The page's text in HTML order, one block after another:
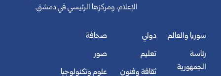
الإعلام، ومركزها الرئيسي في دمشق.
سوريا والعالم
رئاسة
الجمهورية
دولي
تعليم
ثقافة وفنون
صحافة
صور
علوم وتكنولوجيا